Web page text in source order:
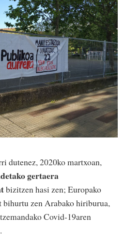
dutenez, 2020ko martxoan,
gertaera
bizitzen hasi zen; Europako
bihurtu zen Arabako hiriburua,
Covid-19aren